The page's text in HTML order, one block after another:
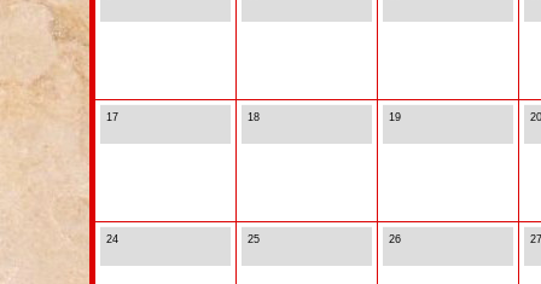
17 18 19 20
24 25 26 27